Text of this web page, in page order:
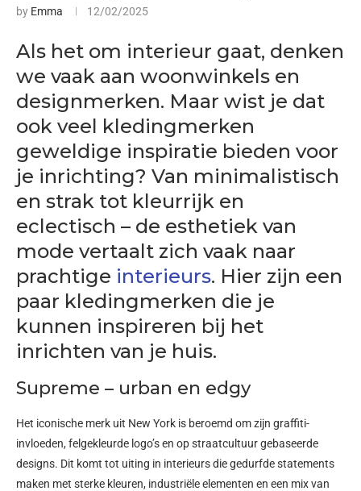
by Emma 12/02/2025
Als het om interieur gaat, denken
we vaak aan woonwinkels en
designmerken. Maar wist je dat
ook veel kledingmerken
geweldige inspiratie bieden voor
je inrichting? Van minimalistisch
en strak tot kleurrijk en
eclectisch – de esthetiek van
mode vertaalt zich vaak naar
prachtige interieurs. Hier zijn een
paar kledingmerken die je
kunnen inspireren bij het
inrichten van je huis.
Supreme – urban en edgy
Het iconische merk uit New York is beroemd om zijn graffiti-
invloeden, felgekleurde logo’s en op straatcultuur gebaseerde
designs. Dit komt tot uiting in interieurs die gedurfde statements
maken met sterke kleuren, industriële elementen en een mix van